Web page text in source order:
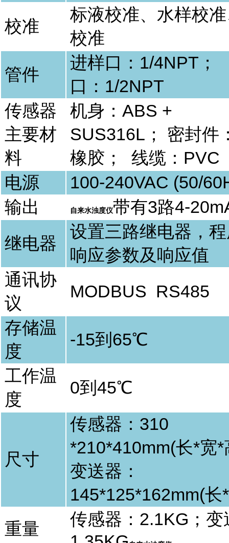
校准
标液校准、水样校
校准
管件
进样口： 1/4NPT ；
口： 1/2NPT
传感器
主要材
料
机身： ABS +
SUS316L ；
密封件
橡胶；
线缆： PVC
电源
100-240VAC (50/
输出
自来水浊度仪带有3路4-
继电器
设置三路继电器，
响应参数及响应值
通讯协
议
MODBUS RS485
存储温
度
-15到 65℃
工作温
度
0到45℃
尺寸
传感器： 310
*210*410mm(长*宽*
变送器：
145*125*162mm(长*
重量
传感器： 2.1KG ；